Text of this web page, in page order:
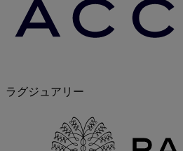
ラグジュアリー